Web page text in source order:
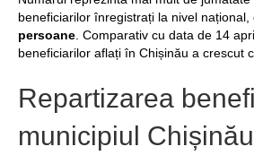
beneficiarilor înregistrați la nivel național,
persoane . Comparativ cu data de 14
beneficiarilor aflați în Chișinău a crescut
Repartizarea
municipiul Chișinău